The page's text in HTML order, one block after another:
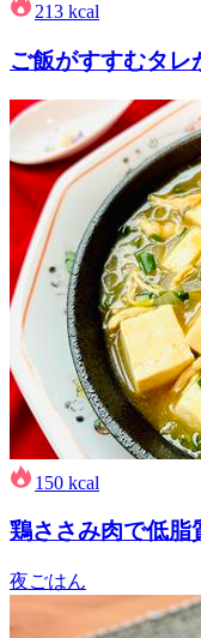
213 kcal
ご飯がすすむタ
150 kcal
鶏ささみ肉で低脂
夜ごはん